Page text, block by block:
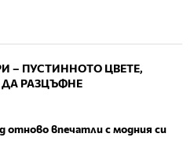
– ПУСТИННОТО ЦВЕТЕ,
ДА РАЗЦЪФНЕ
отново впечатли с модния си